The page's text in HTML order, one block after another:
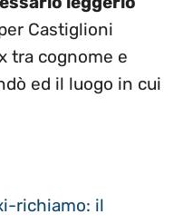
Castiglioni
tra cognome e
ed il luogo in cui
richiamo: il